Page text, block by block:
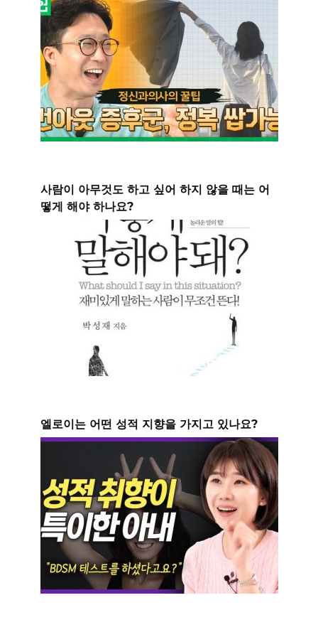
사람이 아무것도 하고 싶어 하지 않을 때는 어
떻게 해야 하나요?
엘로이는 어떤 성적 지향을 가지고 있나요?